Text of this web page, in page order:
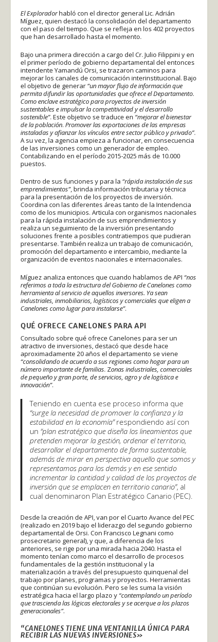
El Exploradorhabló con el director general Lic. Adrián
Míguez, quien destacó la consolidación del departamento
con el paso del tiempo. Que se refleja en los 402 proyectos
que han desarrollado hasta el momento.
Bajo una primera dirección a cargo del Cr. Julio Filippini y en
el primer período de gobierno departamental del entonces
intendente Yamandú Orsi, se trazaron caminos para
mejorar los canales de comunicación interinstitucional. Bajo
el objetivo de generar “un mayor flujo de información que
permita difundir las oportunidades que ofrece el Departamento.
Como enclave estratégico para proyectos de inversión
sustentables e impulsar la competitividad y el desarrollo
sostenible”. Este objetivo se traduce en “mejorar el bienestar
de la población.Promover las exportaciones de las empresas
instaladas y afianzar los vínculos entre sector público y privado”.
A su vez, la agencia empieza a funcionar, en consecuencia
de las inversiones como un generador de empleo.
Contabilizando en el período 2015-2025 más de 10.000
puestos.
Dentro de sus funciones y para la “rápida instalación de sus
emprendimientos”, brinda información tributaria y técnica
para la presentación de los proyectos de inversión.
Coordina con las diferentes áreas tanto de la Intendencia
como de los municipios. Articula con organismos nacionales
para la rápida instalación de sus emprendimientos y
realiza un seguimiento de la inversión presentando
soluciones frente a posibles contratiempos que pudieran
presentarse. También realiza un trabajo de comunicación,
promoción del departamento e intercambio, mediante la
organización de eventos nacionales e internacionales.
Míguez analiza entonces que cuando hablamos de API “nos
referimos a toda la estructura del Gobierno de Canelones como
herramienta al servicio de aquellos inversores. Ya sean
industriales, inmobiliarios, logísticos y comerciales que eligen a
Canelones como lugar para instalarse”.
QUÉ OFRECE CANELONES PARA API
Consultado sobre qué ofrece Canelones para ser un
atractivo de inversiones, destacó que desde hace
aproximadamente 20 años el departamento se viene
“consolidando de acuerdo a sus regiones como hogar para un
número importante de familias. Zonas industriales, comerciales
de pequeño y gran porte, de servicios, agro y de logística e
innovación”.
Teniendo en cuenta ese proceso informa que
“surge la necesidad de promover la confianza y la
estabilidad en la economía”respondiendo así con
un “plan estratégico que diseña los lineamientos que
pretenden mejorar la gestión, ordenar el territorio,
desarrollar el departamento de forma sustentable,
además de mirar en perspectiva aquello que somos y
representamos para los demás y en ese sentido
incrementar la cantidad y calidad de los proyectos de
inversión que se emplacen en territorio canario”, al
cual denominaron Plan Estratégico Canario (PEC).
Desde la creación de API, van por el Cuarto Avance del PEC
(realizado en 2019 bajo el liderazgo del segundo gobierno
departamental de Orsi. Con Francisco Legnani como
prosecretario general), y que, a diferencia de los
anteriores, se rige por una mirada hacia 2040. Hasta el
momento tenían como marco el desarrollo de procesos
fundamentales de la gestión institucional y la
materialización a través del presupuesto quinquenal del
trabajo por planes, programas y proyectos. Herramientas
que continúan su evolución. Pero se les suma la visión
estratégica hacia el largo plazo y “contemplando un período
que trascienda las lógicas electorales y se acerque a los plazos
generacionales”.
“CANELONES TIENE UNA VENTANILLA ÚNICA PARA
RECIBIR LAS NUEVAS INVERSIONES»